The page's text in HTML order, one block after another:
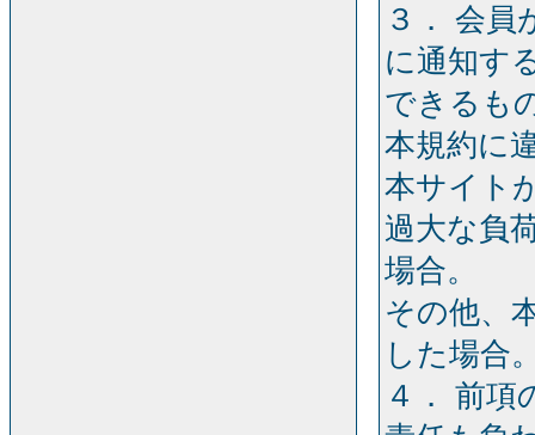
３． 会員
に通知す
できるも
本規約に
本サイト
過大な負
場合。
その他、
した場合
４． 前項